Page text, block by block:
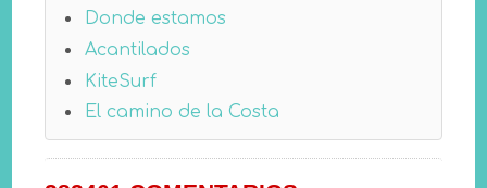
Donde estamos
Acantilados
KiteSurf
El camino de la Costa